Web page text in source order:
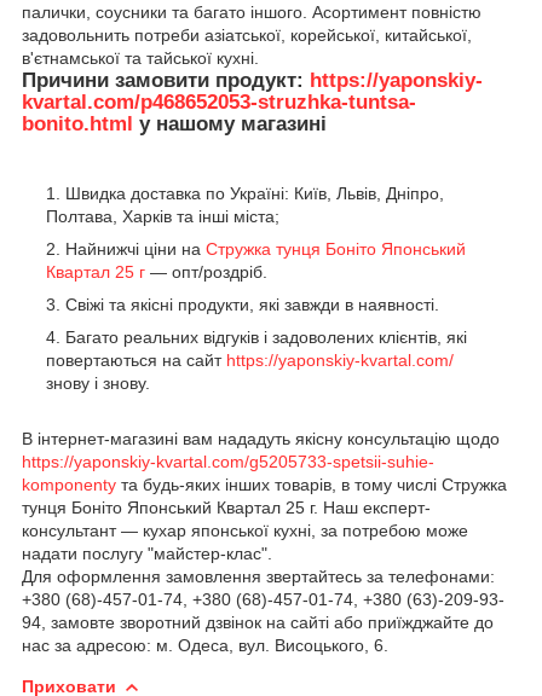
палички, соусники та багато іншого. Асортимент повністю
задовольнить потреби азіатської, корейської, китайської,
в'єтнамської та тайської кухні.
Причини замовити продукт: https://yaponskiy-
kvartal.com/p468652053-struzhka-tuntsa-
bonito.html у нашому магазині
Швидка доставка по Україні: Київ, Львів, Дніпро,
Полтава, Харків та інші міста;
Найнижчі ціни на Стружка тунця Боніто Японський
Квартал 25 г — опт/роздріб.
Свіжі та якісні продукти, які завжди в наявності.
Багато реальних відгуків і задоволених клієнтів, які
повертаються на сайт https://yaponskiy-kvartal.com/
знову і знову.
В інтернет-магазині вам нададуть якісну консультацію щодо
https://yaponskiy-kvartal.com/g5205733-spetsii-suhie-
komponenty та будь-яких інших товарів, в тому числі Стружка
тунця Боніто Японський Квартал 25 г. Наш експерт-
консультант — кухар японської кухні, за потребою може
надати послугу "майстер-клас".
Для оформлення замовлення звертайтесь за телефонами:
+380 (68)-457-01-74, +380 (68)-457-01-74, +380 (63)-209-93-
94, замовте зворотний дзвінок на сайті або приїжджайте до
нас за адресою: м. Одеса, вул. Висоцького, 6.
Приховати